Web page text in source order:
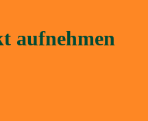
aufnehmen